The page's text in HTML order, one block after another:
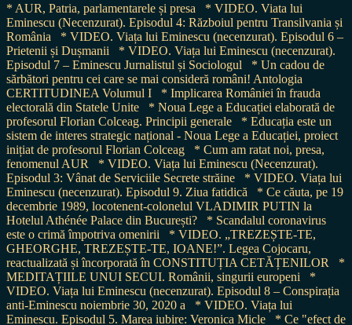
* AUR, Patria, parlamentarele și presa
* VIDEO. Viata lui
Eminescu (Necenzurat). Episodul 4: Războiul pentru Transilvania și
România
* VIDEO. Viața lui Eminescu (necenzurat). Episodul 6 –
Prietenii și Dușmanii
* VIDEO. Viața lui Eminescu (necenzurat).
Episodul 7 – Eminescu Jurnalistul și Sociologul
* Un cadou de
sărbători pentru cei care se mai consideră români! Antologia
CERTITUDINEA Volumul I
* Implicarea României în frauda
electorală din Statele Unite
* Noua Lege a Educației elaborată de
profesorul Florian Colceag. Principii generale
* Educația este un
sistem de interes strategic național - Noua Lege a Educației, proiect
inițiat de profesorul Florian Colceag
* Cum am ratat noi, presa,
fenomenul AUR
* VIDEO. Viața lui Eminescu (Necenzurat).
Episodul 3: Vânat de Serviciile Secrete străine
* VIDEO. Viața lui
Eminescu (necenzurat). Episodul 9. Ziua fatidică
* Ce căuta, pe 19
decembrie 1989, locotenent-colonelul VLADIMIR PUTIN la
Hotelul Athénée Palace din București?
* Scandalul coronavirus
este o crimă împotriva omenirii
* VIDEO. „TREZEȘTE-TE,
GHEORGHE, TREZEȘTE-TE, IOANE!”. Legea Cojocaru,
reactualizată și încorporată în CONSTITUȚIA CETĂȚENILOR
*
MEDITAȚIILE UNUI SECUI. Românii, singurii europeni
*
VIDEO. Viața lui Eminescu (necenzurat). Episodul 8 – Conspirația
anti-Eminescu noiembrie 30, 2020 a
* VIDEO. Viața lui
Eminescu. Episodul 5. Marea iubire: Veronica Micle
* Ce "efect de